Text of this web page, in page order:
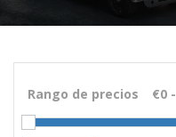
Rango de precios